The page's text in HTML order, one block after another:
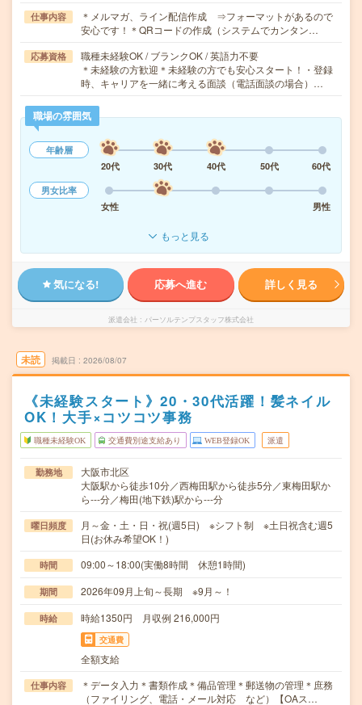
仕事内容
＊メルマガ、ライン配信作成 ⇒フォーマットがあるので
安心です！＊QRコードの作成（システムでカンタン…
応募資格
職種未経験OK / ブランクOK / 英語力不要
＊未経験の方歓迎＊未経験の方でも安心スタート！・登録
時、キャリアを一緒に考える面談（電話面談の場合）…
職場の雰囲気
年齢層
20代
30代 40代 50代
60代
男女比率
女性
男性
もっと見る
気になる! 応募へ進む 詳しく見る
派遣会社 パーソルテンプスタッフ株式会社
未読 掲載日 2026/08/07
《未経験スタート》20・30代活躍！髪ネイル
OK！大手×コツコツ事務
職種未経験OK 交通費別途支給あり WEB登録OK 派遣
勤務地
大阪市北区
大阪駅から徒歩10分／西梅田駅から徒歩5分／東梅田駅か
ら---分／梅田(地下鉄)駅から---分
曜日頻度
月～金・土・日・祝(週5日) ※シフト制 ※土日祝含む週5
日(お休み希望OK！)
時間 09:00～18:00(実働8時間 休憩1時間)
期間 2026年09月上旬～長期 ※9月～！
時給 時給1350円 月収例 216,000円
交通費
全額支給
仕事内容
＊データ入力＊書類作成＊備品管理＊郵送物の管理＊庶務
（ファイリング、電話・メール対応 など）【OAス…